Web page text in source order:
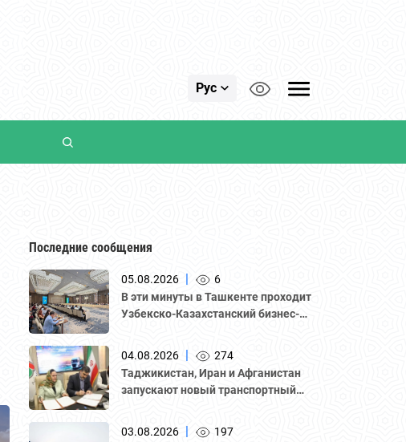
Рус
Последние сообщения
05.08.2026 |
6
В эти минуты в Ташкенте проходит
Узбекско-Казахстанский бизнес-
участием делегации во главе с
Национальной палатой
предпринимателей Казахстана
"Атамекен."
04.08.2026 |
274
Таджикистан, Иран и Афганистан
запускают новый транспортный
03.08.2026 |
197